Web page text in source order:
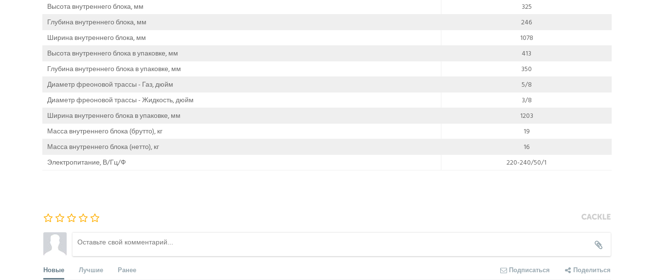
Высота внутреннего блока, мм
325
Глубина внутреннего блока, мм
246
Ширина внутреннего блока, мм
1078
Высота внутреннего блока в упаковке, мм
413
Глубина внутреннего блока в упаковке, мм
350
Диаметр фреоновой трассы - Газ, дюйм
5/8
Диаметр фреоновой трассы - Жидкость, дюйм
3/8
Ширина внутреннего блока в упаковке, мм
1203
Масса внутреннего блока (брутто), кг
19
Масса внутреннего блока (нетто), кг
16
Электропитание, В/Гц/Ф
220-240/50/1
Новые Лучшие Ранее Подписаться Поделиться